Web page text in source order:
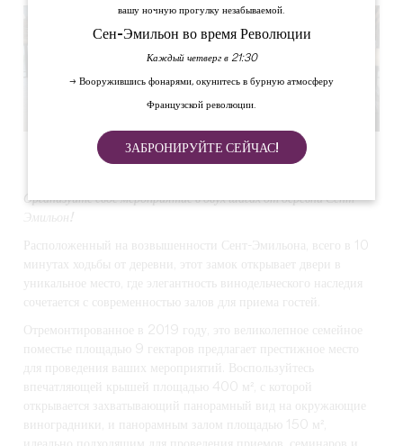
Смотреть все фото
Организуйте свое мероприятие в двух шагах от деревни Сент-
Эмильон!
Расположенный на возвышенности Сент-Эмильона, всего в 10
минутах ходьбы от деревни, этот замок открывает двери в
уникальное место, где элегантность винодельческого наследия
сочетается с современностью залов для приема гостей.
Отремонтированное в 2019 году, это великолепное семейное
поместье площадью 9 гектаров предлагает престижное место
для проведения ваших мероприятий. Воспользуйтесь
впечатляющей крышей площадью 400 м², с которой
открывается захватывающий панорамный вид на окружающие
виноградники, и панорамным залом площадью 150 м²,
вашу ночную прогулку незабываемой.
Сен-Эмильон во время Революции
Каждый четверг в 21:30
→ Вооружившись фонарями, окунитесь в бурную атмосферу
Французской революции.
ЗАБРОНИРУЙТЕ СЕЙЧАС!